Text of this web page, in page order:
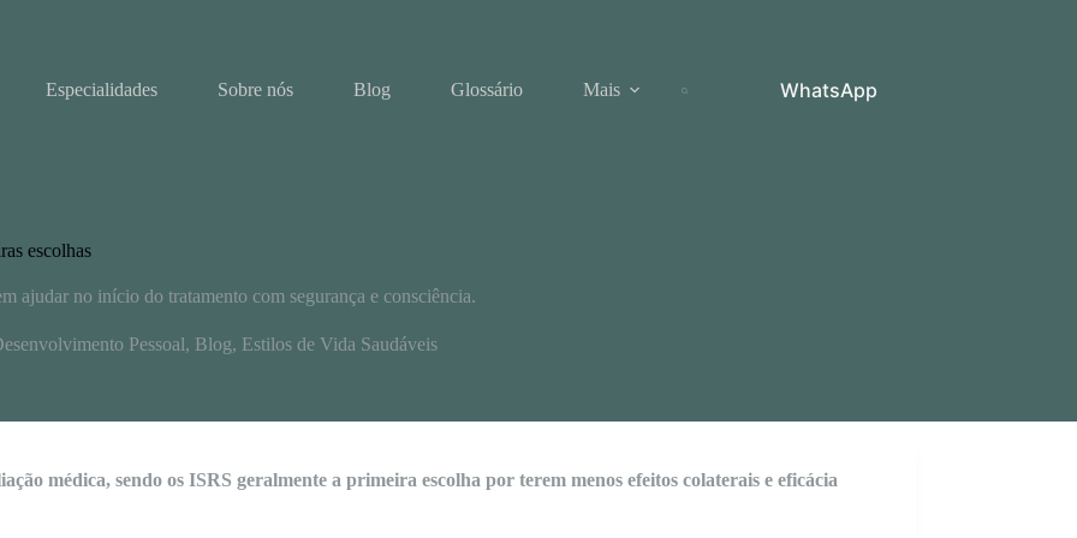
Especialidades Sobre nós Blog Glossário Mais WhatsApp
escolhas
ajudar no início do tratamento com segurança e consciência.
Pessoal, Blog, Estilos de Vida Saudáveis
médica, sendo os ISRS geralmente a primeira escolha por terem menos efeitos colaterais e eficácia